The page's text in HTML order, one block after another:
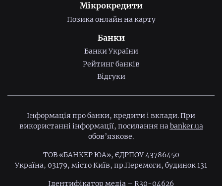
Мікрокредити
Позика онлайн на карту
Банки
Банки України
Рейтинг банків
Відгуки
Інформація про банки, кредити і вклади. При
використанні інформації, посилання наbanker.ua
обов’язкове.
ТОВ «БАНКЕР ЮА», ЄДРПОУ 43786450
Україна, 03179, місто Київ, пр.Перемоги, будинок 131
Ідентифiкатор медiа – R30-04626